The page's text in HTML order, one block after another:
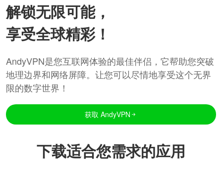
解锁无限可能，
享受全球精彩！
AndyVPN是您互联网体验的最佳伴侣，它帮助您突破
地理边界和网络屏障。让您可以尽情地享受这个无界
限的数字世界！
获取 AndyVPN
下载适合您需求的应用